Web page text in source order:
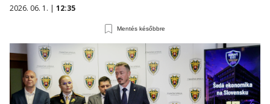
2026. 06. 1. | 12:35
Mentés későbbre